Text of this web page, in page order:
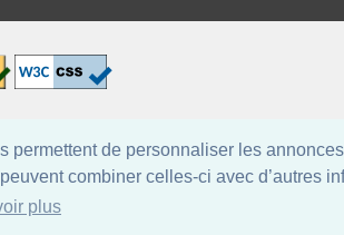
permettent de personnaliser les
combiner celles-ci avec d’autres
plus